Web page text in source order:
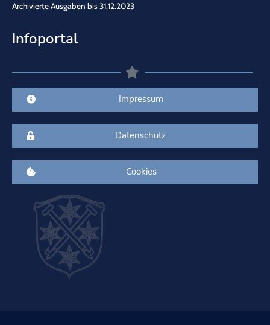
Archivierte Ausgaben bis 31.12.2023
Infoportal
Impressum
Datenschutz
Cookies